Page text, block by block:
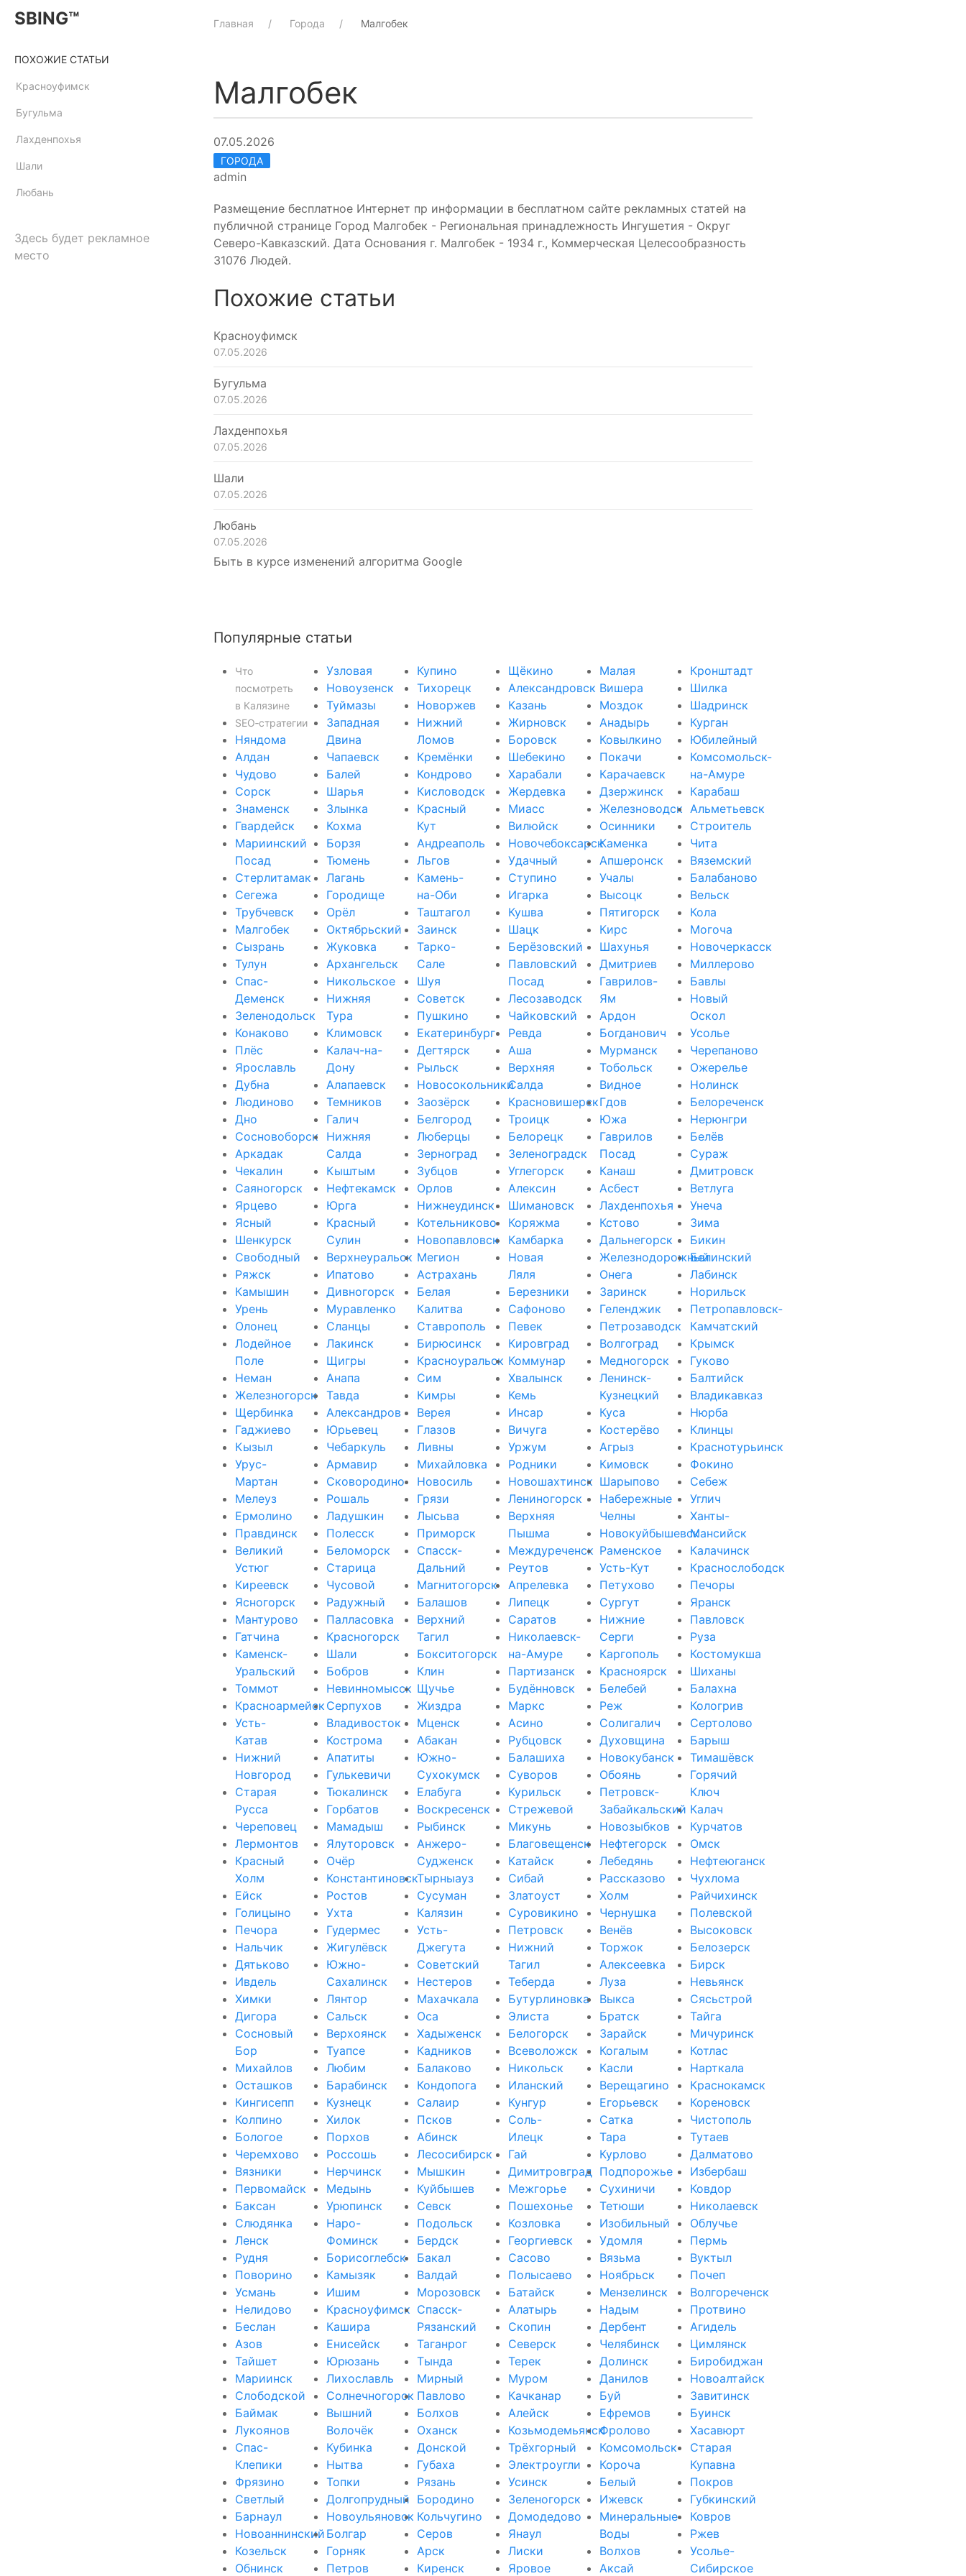
SBING™
ПОХОЖИЕ СТАТЬИ
Красноуфимск
Бугульма
Лахденпохья
Шали
Любань
Здесь будет рекламное
место
Главная Города Малгобек
Малгобек
07.05.2026
ГОРОДА
admin
Размещение бесплатное Интернет пр информации в бесплатном сайте рекламных статей на
публичной странице Город Малгобек - Региональная принадлежность Ингушетия - Округ
Северо-Кавказский. Дата Основания г. Малгобек - 1934 г., Коммерческая Целесообразность
31076 Людей.
Похожие статьи
Красноуфимск
07.05.2026
Бугульма
07.05.2026
Лахденпохья
07.05.2026
Шали
07.05.2026
Любань
07.05.2026
Быть в курсе изменений алгоритма Google
Популярные статьи
Что
посмотреть
в Калязине
SEO‑стратегии
Няндома
Алдан
Чудово
Сорск
Знаменск
Гвардейск
Мариинский
Посад
Стерлитамак
Сегежа
Трубчевск
Малгобек
Сызрань
Тулун
Спас-
Деменск
Зеленодольск
Конаково
Плёс
Ярославль
Дубна
Людиново
Дно
Сосновоборск
Аркадак
Чекалин
Саяногорск
Ярцево
Ясный
Шенкурск
Свободный
Ряжск
Камышин
Урень
Олонец
Лодейное
Поле
Неман
Железногорск
Щербинка
Гаджиево
Кызыл
Урус-
Мартан
Мелеуз
Ермолино
Правдинск
Великий
Устюг
Киреевск
Ясногорск
Мантурово
Гатчина
Каменск-
Уральский
Томмот
Красноармейск
Усть-
Катав
Нижний
Новгород
Старая
Русса
Череповец
Лермонтов
Красный
Холм
Ейск
Голицыно
Печора
Нальчик
Дятьково
Ивдель
Химки
Дигора
Сосновый
Бор
Михайлов
Осташков
Кингисепп
Колпино
Бологое
Черемхово
Вязники
Первомайск
Баксан
Слюдянка
Ленск
Рудня
Поворино
Усмань
Нелидово
Беслан
Азов
Тайшет
Мариинск
Слободской
Баймак
Лукоянов
Спас-
Клепики
Фрязино
Светлый
Барнаул
Новоаннинский
Козельск
Обнинск
Узловая
Новоузенск
Туймазы
Западная
Двина
Чапаевск
Балей
Шарья
Злынка
Кохма
Борзя
Тюмень
Лагань
Городище
Орёл
Октябрьский
Жуковка
Архангельск
Никольское
Нижняя
Тура
Климовск
Калач-на-
Дону
Алапаевск
Темников
Галич
Нижняя
Салда
Кыштым
Нефтекамск
Юрга
Красный
Сулин
Верхнеуральск
Ипатово
Дивногорск
Муравленко
Сланцы
Лакинск
Щигры
Анапа
Тавда
Александров
Юрьевец
Чебаркуль
Армавир
Сковородино
Рошаль
Ладушкин
Полесск
Беломорск
Старица
Чусовой
Радужный
Палласовка
Красногорск
Шали
Бобров
Невинномысск
Серпухов
Владивосток
Кострома
Апатиты
Гулькевичи
Тюкалинск
Горбатов
Мамадыш
Ялуторовск
Очёр
Константиновск
Ростов
Ухта
Гудермес
Жигулёвск
Южно-
Сахалинск
Лянтор
Сальск
Верхоянск
Туапсе
Любим
Барабинск
Кузнецк
Хилок
Порхов
Россошь
Нерчинск
Медынь
Урюпинск
Наро-
Фоминск
Борисоглебск
Камызяк
Ишим
Красноуфимск
Кашира
Енисейск
Юрюзань
Лихославль
Солнечногорск
Вышний
Волочёк
Кубинка
Нытва
Топки
Долгопрудный
Новоульяновск
Болгар
Горняк
Петров
Купино
Тихорецк
Новоржев
Нижний
Ломов
Кремёнки
Кондрово
Кисловодск
Красный
Кут
Андреаполь
Льгов
Камень-
на-Оби
Таштагол
Заинск
Тарко-
Сале
Шуя
Советск
Пушкино
Екатеринбург
Дегтярск
Рыльск
Новосокольники
Заозёрск
Белгород
Люберцы
Зерноград
Зубцов
Орлов
Нижнеудинск
Котельниково
Новопавловск
Мегион
Астрахань
Белая
Калитва
Ставрополь
Бирюсинск
Красноуральск
Сим
Кимры
Верея
Глазов
Ливны
Михайловка
Новосиль
Грязи
Лысьва
Приморск
Спасск-
Дальний
Магнитогорск
Балашов
Верхний
Тагил
Бокситогорск
Клин
Щучье
Жиздра
Мценск
Абакан
Южно-
Сухокумск
Елабуга
Воскресенск
Рыбинск
Анжеро-
Судженск
Тырныауз
Сусуман
Калязин
Усть-
Джегута
Советский
Нестеров
Махачкала
Оса
Хадыженск
Кадников
Балаково
Кондопога
Салаир
Псков
Абинск
Лесосибирск
Мышкин
Куйбышев
Севск
Подольск
Бердск
Бакал
Валдай
Морозовск
Спасск-
Рязанский
Таганрог
Тында
Мирный
Павлово
Болхов
Оханск
Донской
Губаха
Рязань
Бородино
Кольчугино
Серов
Арск
Киренск
Щёкино
Александровск
Казань
Жирновск
Боровск
Шебекино
Харабали
Жердевка
Миасс
Вилюйск
Новочебоксарск
Удачный
Ступино
Игарка
Кушва
Шацк
Берёзовский
Павловский
Посад
Лесозаводск
Чайковский
Ревда
Аша
Верхняя
Салда
Красновишерск
Троицк
Белорецк
Зеленоградск
Углегорск
Алексин
Шимановск
Коряжма
Камбарка
Новая
Ляля
Березники
Сафоново
Певек
Кировград
Коммунар
Хвалынск
Кемь
Инсар
Вичуга
Уржум
Родники
Новошахтинск
Лениногорск
Верхняя
Пышма
Междуреченск
Реутов
Апрелевка
Липецк
Саратов
Николаевск-
на-Амуре
Партизанск
Будённовск
Маркс
Асино
Рубцовск
Балашиха
Суворов
Курильск
Стрежевой
Микунь
Благовещенск
Катайск
Сибай
Златоуст
Суровикино
Петровск
Нижний
Тагил
Теберда
Бутурлиновка
Элиста
Белогорск
Всеволожск
Никольск
Иланский
Кунгур
Соль-
Илецк
Гай
Димитровград
Межгорье
Пошехонье
Козловка
Георгиевск
Сасово
Полысаево
Батайск
Алатырь
Скопин
Северск
Терек
Муром
Качканар
Алейск
Козьмодемьянск
Трёхгорный
Электроугли
Усинск
Зеленогорск
Домодедово
Янаул
Лиски
Яровое
Малая
Вишера
Моздок
Анадырь
Ковылкино
Покачи
Карачаевск
Дзержинск
Железноводск
Осинники
Каменка
Апшеронск
Учалы
Высоцк
Пятигорск
Кирс
Шахунья
Дмитриев
Гаврилов-
Ям
Ардон
Богданович
Мурманск
Тобольск
Видное
Гдов
Южа
Гаврилов
Посад
Канаш
Асбест
Лахденпохья
Кстово
Дальнегорск
Железнодорожный
Онега
Заринск
Геленджик
Петрозаводск
Волгоград
Медногорск
Ленинск-
Кузнецкий
Куса
Костерёво
Агрыз
Кимовск
Шарыпово
Набережные
Челны
Новокуйбышевск
Раменское
Усть-Кут
Петухово
Сургут
Нижние
Серги
Каргополь
Красноярск
Белебей
Реж
Солигалич
Духовщина
Новокубанск
Обоянь
Петровск-
Забайкальский
Новозыбков
Нефтегорск
Лебедянь
Рассказово
Холм
Чернушка
Венёв
Торжок
Алексеевка
Луза
Выкса
Братск
Зарайск
Когалым
Касли
Верещагино
Егорьевск
Сатка
Тара
Курлово
Подпорожье
Сухиничи
Тетюши
Изобильный
Удомля
Вязьма
Ноябрьск
Мензелинск
Надым
Дербент
Челябинск
Долинск
Данилов
Буй
Ефремов
Фролово
Комсомольск
Короча
Белый
Ижевск
Минеральные
Воды
Волхов
Аксай
Кронштадт
Шилка
Шадринск
Курган
Юбилейный
Комсомольск-
на-Амуре
Карабаш
Альметьевск
Строитель
Чита
Вяземский
Балабаново
Вельск
Кола
Могоча
Новочеркасск
Миллерово
Бавлы
Новый
Оскол
Усолье
Черепаново
Ожерелье
Нолинск
Белореченск
Нерюнгри
Белёв
Сураж
Дмитровск
Ветлуга
Унеча
Зима
Бикин
Белинский
Лабинск
Норильск
Петропавловск-
Камчатский
Крымск
Гуково
Балтийск
Владикавказ
Нюрба
Клинцы
Краснотурьинск
Фокино
Себеж
Углич
Ханты-
Мансийск
Калачинск
Краснослободск
Печоры
Яранск
Павловск
Руза
Костомукша
Шиханы
Балахна
Кологрив
Сертолово
Барыш
Тимашёвск
Горячий
Ключ
Калач
Курчатов
Омск
Нефтеюганск
Чухлома
Райчихинск
Полевской
Высоковск
Белозерск
Бирск
Невьянск
Сясьстрой
Тайга
Мичуринск
Котлас
Нарткала
Краснокамск
Кореновск
Чистополь
Тутаев
Далматово
Избербаш
Ковдор
Николаевск
Облучье
Пермь
Вуктыл
Почеп
Волгореченск
Протвино
Агидель
Цимлянск
Биробиджан
Новоалтайск
Завитинск
Буинск
Хасавюрт
Старая
Купавна
Покров
Губкинский
Ковров
Ржев
Усолье-
Сибирское